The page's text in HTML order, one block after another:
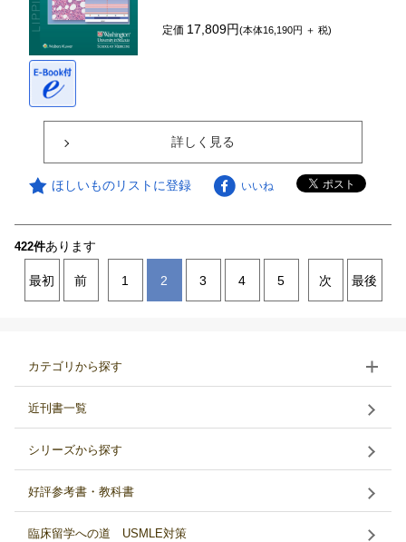
定価 17,809円(本体16,190円 ＋ 税)
詳しく見る
ほしいものリストに登録 いいね
422件あります
最初 前 1 2 3 4 5 次 最後
カテゴリから探す
近刊書一覧
シリーズから探す
好評参考書・教科書
臨床留学への道 USMLE対策